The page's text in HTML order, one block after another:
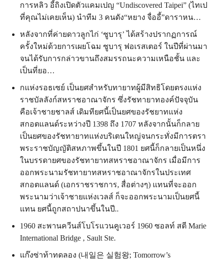
การหลิว อี้ถิงเปิดตัวแคมเปญ “Undiscovered Taipei” (ไทเป
ที่คุณไม่เคยเห็น) นำทีม 3 คนดัง“หยาง จื่ออี้”ดาราหน…
หลังจากที่ค่ายดาวลูกไก่ ‘ซูบารุ’ ได้สร้างปรากฏการณ์
ครั้งใหม่ด้วยการเผยโฉม ซูบารุ ฟอเรสเตอร์ ในปีที่ผ่านมา
จนได้รับการกล่าวขานถึงสมรรถนะความเหนือชั้น และ
เป็นที่ยอ…
กแห่งรอธเซย์ เป็นยศสำหรับทายาทผู้มีสิทธิโดยตรงแห่ง
ราชบัลลังก์สหราชอาณาจักร ซึ่งรัชทายาทองค์ปัจจุบัน
คือเจ้าชายชาลส์ เดิมทียศนี้เป็นยศของรัชยาทแห่ง
สกอตแลนด์ระหว่างปี 1398 ถึง 1707 หลังจากนั้นก็กลาย
เป็นยศของรัชทายาทแห่งบริเตนใหญ่จนกระทั่งมีการตรา
พระราชบัญญัติสหภาพขึ้นในปี 1801 ยศนี้ก็กลายเป็นหนึ่ง
ในบรรดายศของรัชทายาทสหราชอาณาจักร เมื่อมีการ
ออกพระนามรัชทายาทสหราชอาณาจักรในประเทศ
สกอตแลนด์ (เอกราชราชการ, สื่อต่างๆ) แทนที่จะออก
พระนามว่าเจ้าชายแห่งเวลส์ ก็จะออกพระนามเป็นยศนี้
แทน ยศนี้ถูกสถาปนาขึ้นในปี..
1960 สะพานควีนส์โบโรแวนคูเวอร์ 1960 ซอลท์ สตี Marie
International Bridge , Sault Ste.
แก๊งซ่าท้าทดลอง (내일은 실험왕; Tomorrow’s